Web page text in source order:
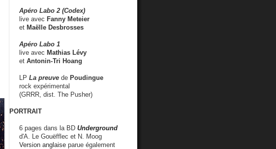
Apéro Labo 2 (Codex)
live avec Fanny Meteier
et Maëlle Desbrosses
Apéro Labo 1
live avec Mathias Lévy
et Antonin-Tri Hoang
LP La preuve de Poudingue
rock expérimental
(GRRR, dist. The Pusher)
PORTRAIT
6 pages dans la BD Underground
d'A. Le Gouëfflec et N. Moog
Version anglaise parue également